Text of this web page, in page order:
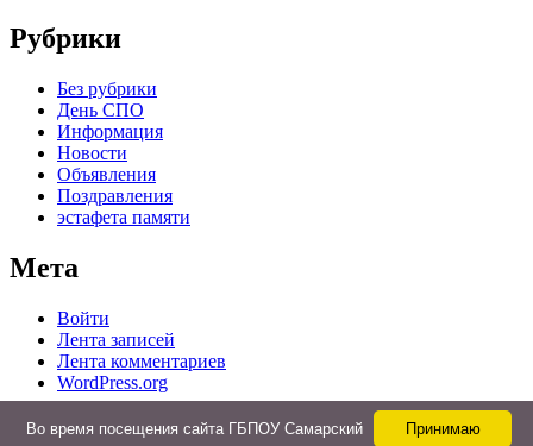
Рубрики
Без рубрики
День СПО
Информация
Новости
Объявления
Поздравления
эстафета памяти
Мета
Войти
Лента записей
Лента комментариев
WordPress.org
Принимаю
Во время посещения сайта ГБПОУ Самарский